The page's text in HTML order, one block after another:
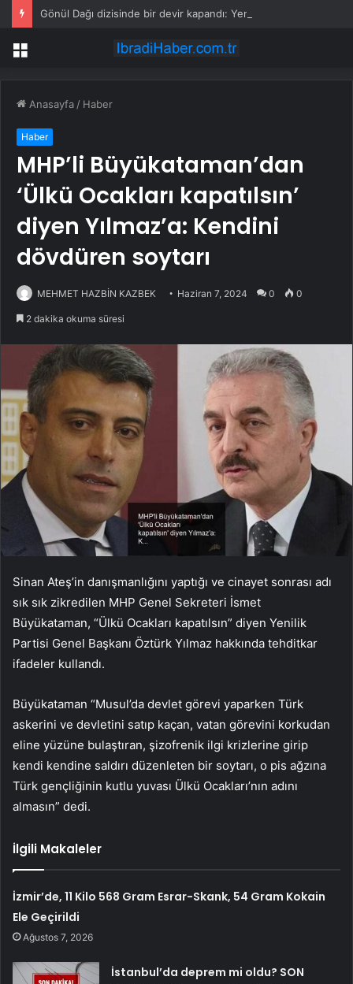
Menü
Anasayfa / Haber
Haber
MHP’li Büyükataman’dan
‘Ülkü Ocakları kapatılsın’
diyen Yılmaz’a: Kendini
dövdüren soytarı
MEHMET HAZBİN KAZBEK Haziran 7, 2024 0 0
2 dakika okuma süresi
Sinan Ateş’in danışmanlığını yaptığı ve cinayet sonrası adı
sık sık zikredilen MHP Genel Sekreteri İsmet
Büyükataman, “Ülkü Ocakları kapatılsın” diyen Yenilik
Partisi Genel Başkanı Öztürk Yılmaz hakkında tehditkar
ifadeler kullandı.
Büyükataman “Musul’da devlet görevi yaparken Türk
askerini ve devletini satıp kaçan, vatan görevini korkudan
eline yüzüne bulaştıran, şizofrenik ilgi krizlerine girip
kendi kendine saldırı düzenleten bir soytarı, o pis ağzına
Türk gençliğinin kutlu yuvası Ülkü Ocakları’nın adını
almasın” dedi.
İlgili Makaleler
İzmir’de, 11 Kilo 568 Gram Esrar-Skank, 54 Gram Kokain
Ele Geçirildi
Ağustos 7, 2026
İstanbul’da deprem mi oldu? SON